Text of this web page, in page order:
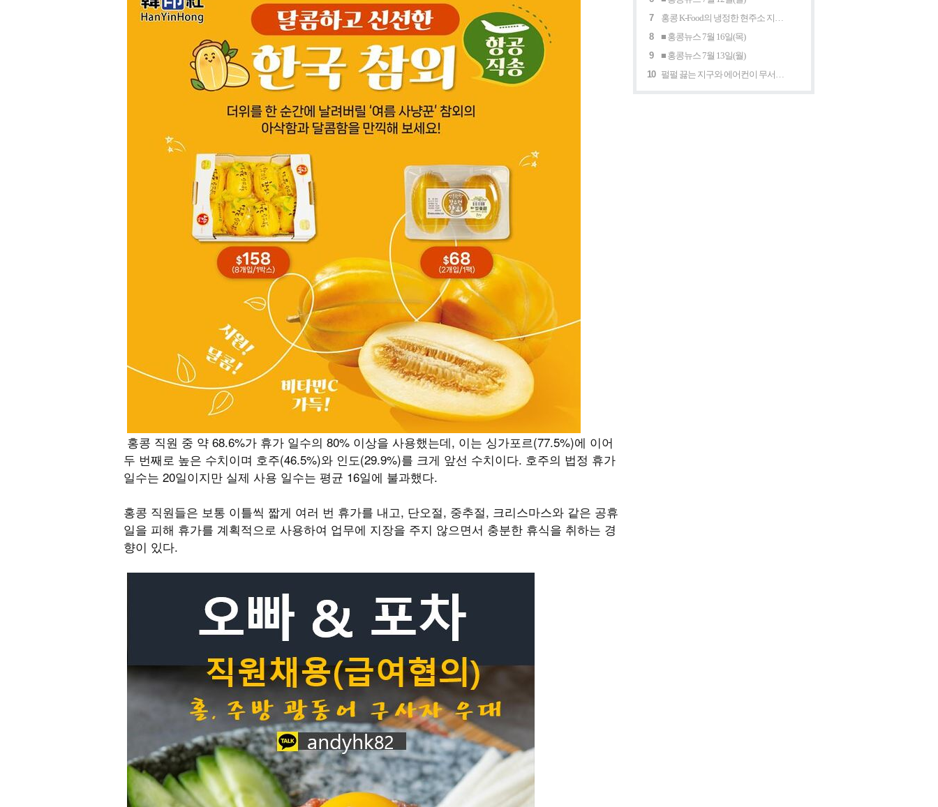
홍콩 직원 중 약 68.6%가 휴가 일수의 80% 이상을 사용했는데, 이는 싱가포르(77.5%)에 이어
두 번째로 높은 수치이며 호주(46.5%)와 인도(29.9%)를 크게 앞선 수치이다. 호주의 법정 휴가
일수는 20일이지만 실제 사용 일수는 평균 16일에 불과했다.
홍콩 직원들은 보통 이틀씩 짧게 여러 번 휴가를 내고, 단오절, 중추절, 크리스마스와 같은 공휴
일을 피해 휴가를 계획적으로 사용하여 업무에 지장을 주지 않으면서 충분한 휴식을 취하는 경
향이 있다.
7
8
■ 홍콩뉴스 7월 16일(목)
9
■ 홍콩뉴스 7월 13일(월)
10